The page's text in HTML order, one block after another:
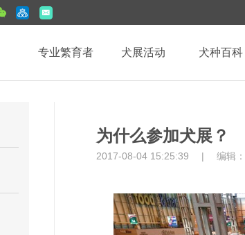
专业繁育者 犬展活动 犬种百科
为什么参加犬展？
2017-08-04 15:25:39 | 编辑：